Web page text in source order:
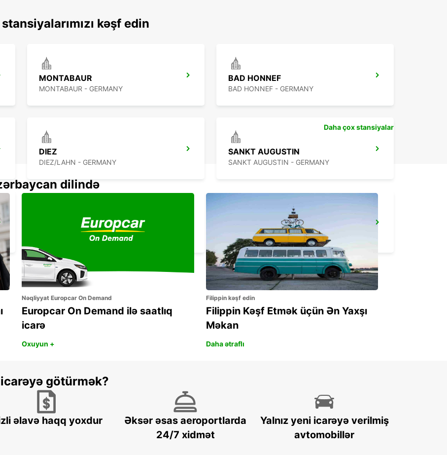
kəşf edin
MONTABAUR
MONTABAUR - GERMANY
BAD HONNEF
BAD HONNEF - GERMANY
DIEZ
DIEZ/LAHN - GERMANY
SANKT AUGUSTIN
SANKT AUGUSTIN - GERMANY
EUSKIRCHEN
EUSKIRCHEN - GERMANY
COLOGNE BONN AIRPORT -IKC-
KOELN - GERMANY
Daha çox stansiyalar
dilində
Nəqliyyat Europcar On Demand
Europcar On Demand ilə saatlıq
icarə
Oxuyun +
Filippin kəşf edin
Filippin Kəşf Etmək üçün Ən Yaxşı
Məkan
Daha ətraflı
götürmək?
əlavə haqq yoxdur
Əksər əsas aeroportlarda
24/7 xidmət
Yalnız yeni icarəyə verilmiş
avtomobillər